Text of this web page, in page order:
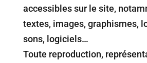
accessibles sur le site,
textes, images, graphismes,
sons, logiciels…
Toute reproduction,